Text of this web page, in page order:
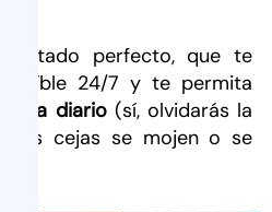
perfecto, que te
24/7 y te permita
a diario(sí, olvidarás la
tus cejas se mojen o se